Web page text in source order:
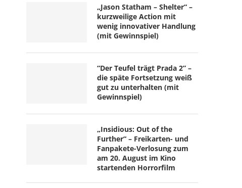
„Jason Statham – Shelter“ –
kurzweilige Action mit
wenig innovativer Handlung
(mit Gewinnspiel)
“Der Teufel trägt Prada 2” –
die späte Fortsetzung weiß
gut zu unterhalten (mit
Gewinnspiel)
„Insidious: Out of the
Further“ – Freikarten- und
Fanpakete-Verlosung zum
am 20. August im Kino
startenden Horrorfilm